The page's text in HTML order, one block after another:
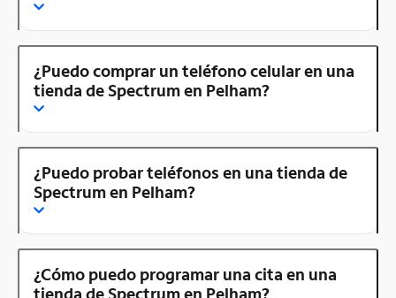
¿Puedo comprar un teléfono celular en una
tienda de Spectrum en Pelham?
¿Puedo probar teléfonos en una tienda de
Spectrum en Pelham?
¿Cómo puedo programar una cita en una
tienda de Spectrum en Pelham?